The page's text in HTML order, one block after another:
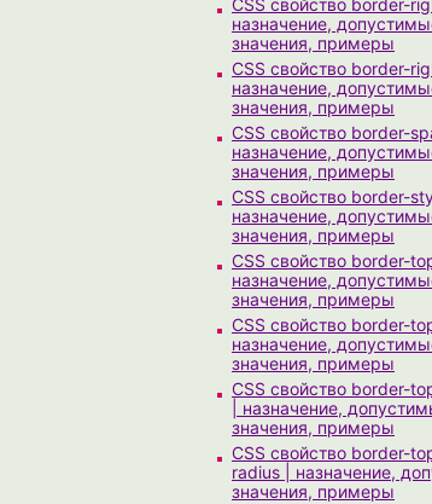
CSS свойство border-
назначение,
значения, примеры
CSS свойство border-
назначение,
значения, примеры
CSS свойство border-
назначение,
значения, примеры
CSS свойство border-
назначение,
значения, примеры
CSS свойство border-top
назначение,
значения, примеры
CSS свойство border-
назначение,
значения, примеры
CSS свойство border-
| назначение,
значения, примеры
CSS свойство border-
radius | назначение,
значения, примеры